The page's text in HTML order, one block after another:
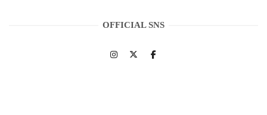
OFFICIAL SNS